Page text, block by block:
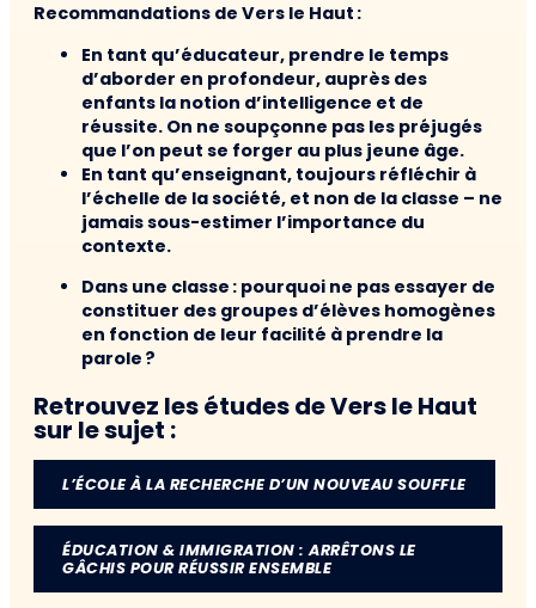
Recommandations de Vers le Haut :
En tant qu’éducateur, prendre le temps
d’aborder en profondeur, auprès des
enfants la notion d’intelligence et de
réussite. On ne soupçonne pas les préjugés
que l’on peut se forger au plus jeune âge.
En tant qu’enseignant, toujours réfléchir à
l’échelle de la société, et non de la classe – ne
jamais sous-estimer l’importance du
contexte.
Dans une classe : pourquoi ne pas essayer de
constituer des groupes d’élèves homogènes
en fonction de leur facilité à prendre la
parole ?
Retrouvez les études de Vers le Haut
sur le sujet :
L’ÉCOLE À LA RECHERCHE D’UN NOUVEAU SOUFFLE
ÉDUCATION & IMMIGRATION : ARRÊTONS LE
GÂCHIS POUR RÉUSSIR ENSEMBLE